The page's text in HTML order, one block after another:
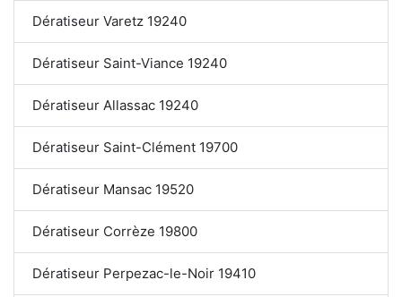
Dératiseur Varetz 19240
Dératiseur Saint-Viance 19240
Dératiseur Allassac 19240
Dératiseur Saint-Clément 19700
Dératiseur Mansac 19520
Dératiseur Corrèze 19800
Dératiseur Perpezac-le-Noir 19410